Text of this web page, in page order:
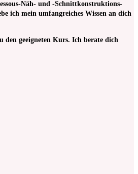
Näh- und -Schnitt­kon­struktions­
ich mein umfangreiches Wissen an dich
den geeigneten Kurs. Ich berate dich